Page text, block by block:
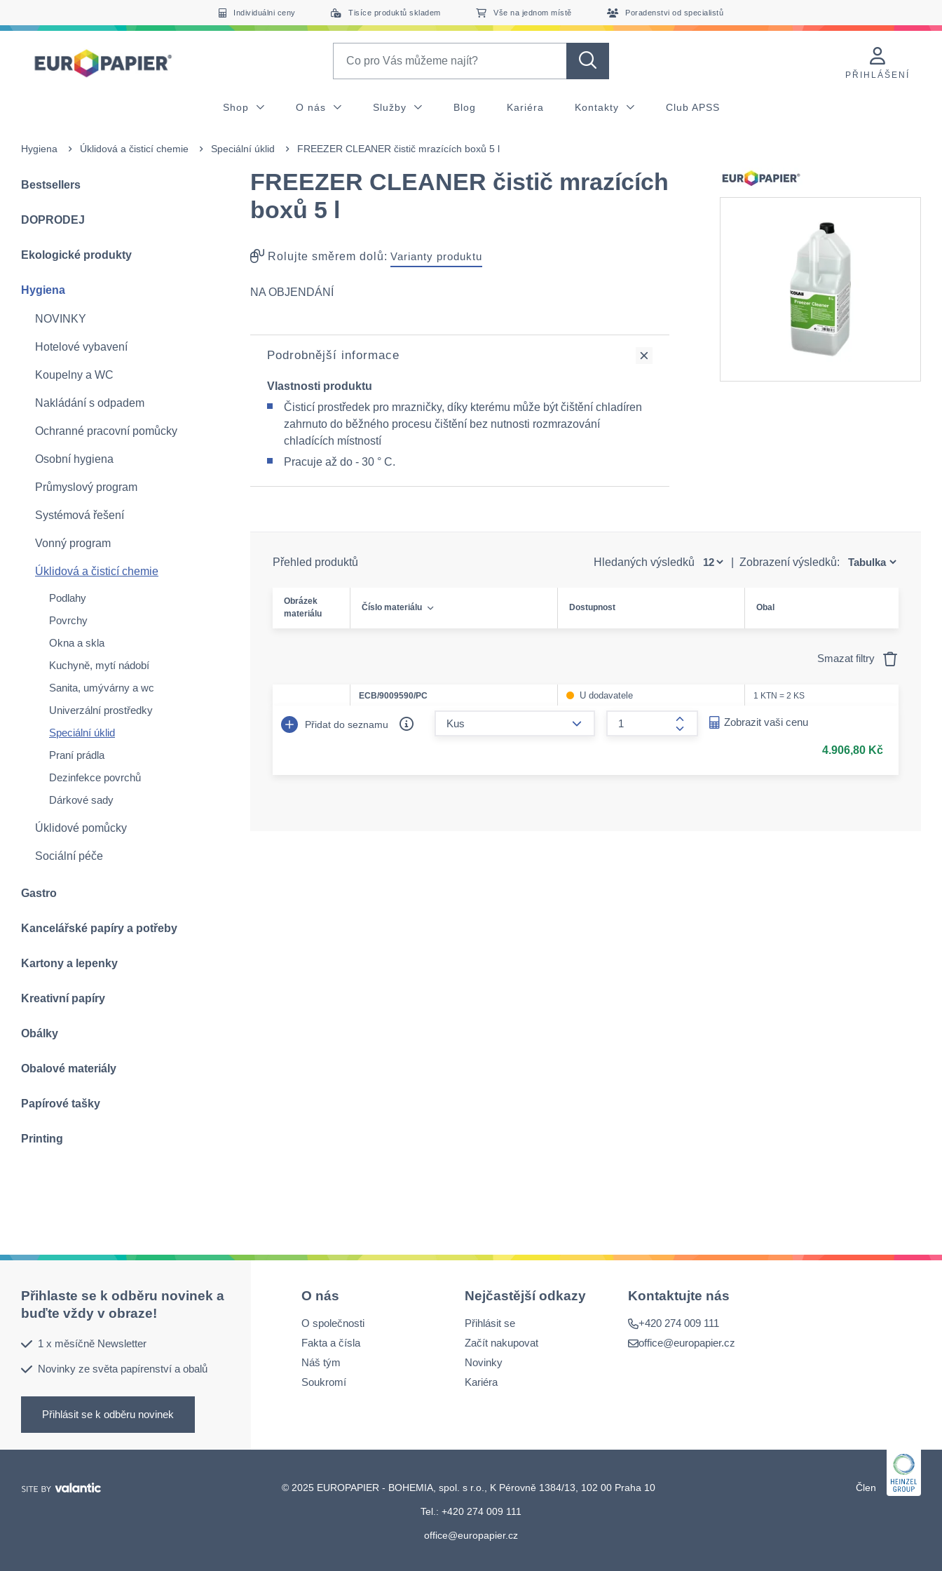
Individuálni ceny Tisíce produktů skladem Vše na jednom místě Poradenstvi od specialistů
PŘIHLÁŠENÍ
Shop O nás Služby Blog Kariéra Kontakty Club APSS
Hygiena Úklidová a čisticí chemie Speciální úklid FREEZER CLEANER čistič mrazících boxů 5 l
Bestsellers
DOPRODEJ
Ekologické produkty
Hygiena
NOVINKY
Hotelové vybavení
Koupelny a WC
Nakládání s odpadem
Ochranné pracovní pomůcky
Osobní hygiena
Průmyslový program
Systémová řešení
Vonný program
Úklidová a čisticí chemie
Podlahy
Povrchy
Okna a skla
Kuchyně, mytí nádobí
Sanita, umývárny a wc
Univerzální prostředky
Speciální úklid
Praní prádla
Dezinfekce povrchů
Dárkové sady
Úklidové pomůcky
Sociální péče
Gastro
Kancelářské papíry a potřeby
Kartony a lepenky
Kreativní papíry
Obálky
Obalové materiály
Papírové tašky
Printing
FREEZER CLEANER čistič mrazících
boxů 5 l
Rolujte směrem dolů: Varianty produktu
NA OBJENDÁNÍ
Podrobnější informace
Vlastnosti produktu
Čisticí prostředek pro mrazničky, díky kterému může být čištění chladíren
zahrnuto do běžného procesu čištění bez nutnosti rozmrazování
chladících místností
Pracuje až do - 30 ° C.
Přehled produktů Hledaných výsledků Zobrazení výsledků:
Obrázek
materiálu
Číslo materiálu Dostupnost Obal
Smazat filtry
ECB/9009590/PC U dodavatele 1 KTN = 2 KS
Přidat do seznamu
form.increase-amount
Zobrazit vaši cenu
4.906,80 Kč
Přihlaste se k odběru novinek a
buďte vždy v obraze!
1 x měsíčně Newsletter
Novinky ze světa papírenství a obalů
Přihlásit se k odběru novinek
O nás
O společnosti
Fakta a čísla
Náš tým
Soukromí
Nejčastější odkazy
Přihlásit se
Začít nakupovat
Novinky
Kariéra
Kontaktujte nás
+420 274 009 111
office@europapier.cz
© 2025 EUROPAPIER - BOHEMIA, spol. s r.o., K Pérovně 1384/13, 102 00 Praha 10
Tel.: +420 274 009 111
office@europapier.cz
Člen